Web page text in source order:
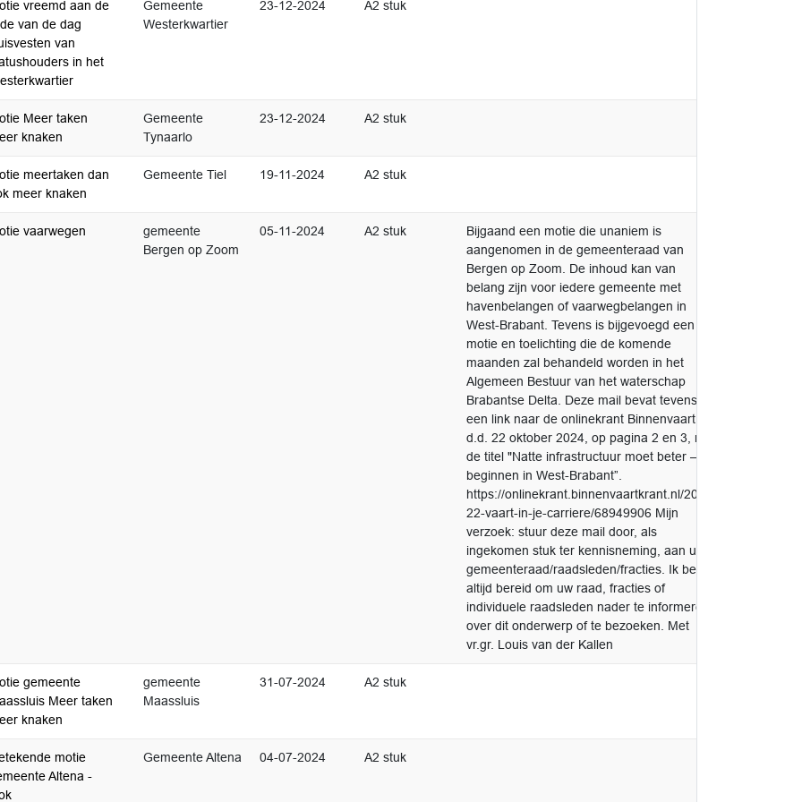
vreemd aan de
van de dag
van
in het
Gemeente
Westerkwartier
23-12-2024 A2 stuk
Meer taken
knaken
Gemeente
Tynaarlo
23-12-2024 A2 stuk
meertaken dan
meer knaken
Gemeente Tiel 19-11-2024 A2 stuk
vaarwegen
gemeente
Bergen op Zoom
05-11-2024 A2 stuk
Bijgaand een motie die unaniem is
aangenomen in de gemeenteraad van
Bergen op Zoom. De inhoud kan van
belang zijn voor iedere gemeente met
havenbelangen of vaarwegbelangen in
West-Brabant. Tevens is bijgevoegd een
motie en toelichting die de komende
maanden zal behandeld worden in het
Algemeen Bestuur van het waterschap
Brabantse Delta. Deze mail bevat tevens
een link naar de onlinekrant Binnenvaart
d.d. 22 oktober 2024, op pagina 2 en 3, met
de titel "Natte infrastructuur moet beter – te
beginnen in West-Brabant”.
https://onlinekrant.binnenvaartkrant.nl/2024-
22-vaart-in-je-carriere/68949906 Mijn
verzoek: stuur deze mail door, als
ingekomen stuk ter kennisneming, aan uw
gemeenteraad/raadsleden/fracties. Ik ben
altijd bereid om uw raad, fracties of
individuele raadsleden nader te informeren
over dit onderwerp of te bezoeken. Met
vr.gr. Louis van der Kallen
gemeente
Meer taken
knaken
gemeente
Maassluis
31-07-2024 A2 stuk
motie
Altena -
Gemeente Altena 04-07-2024 A2 stuk